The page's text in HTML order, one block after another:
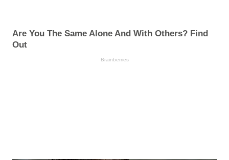
Are You The Same Alone And With Others? Find
Out
Brainberries